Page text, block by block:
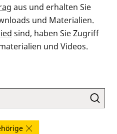
aus und erhalten Sie
und Materialien.
sind, haben Sie Zugriff
und Videos.